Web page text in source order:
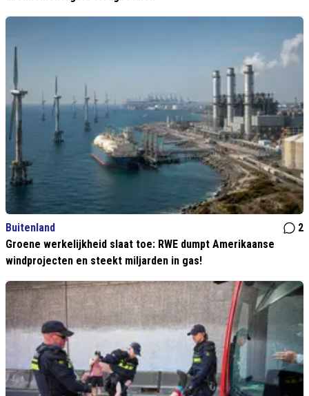
Buitenland
2
Groene werkelijkheid slaat toe: RWE dumpt Amerikaanse
windprojecten en steekt miljarden in gas!